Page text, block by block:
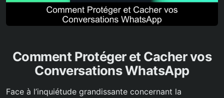
Comment Protéger et Cacher vos
Conversations WhatsApp
Face à l’inquiétude grandissante concernant la